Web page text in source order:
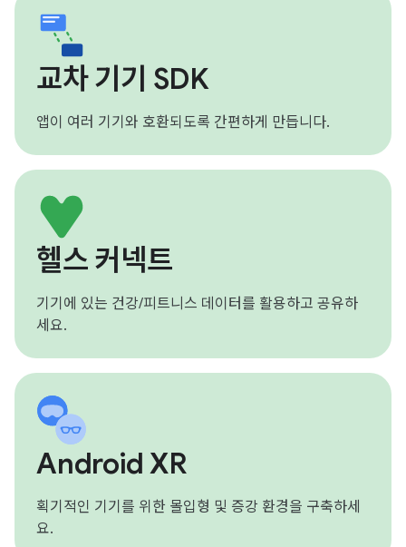
교차 기기 SDK
앱이 여러 기기와 호환되도록 간편하게 만듭니다.
헬스 커넥트
기기에 있는 건강/피트니스 데이터를 활용하고 공유하
세요.
Android XR
획기적인 기기를 위한 몰입형 및 증강 환경을 구축하세
요.